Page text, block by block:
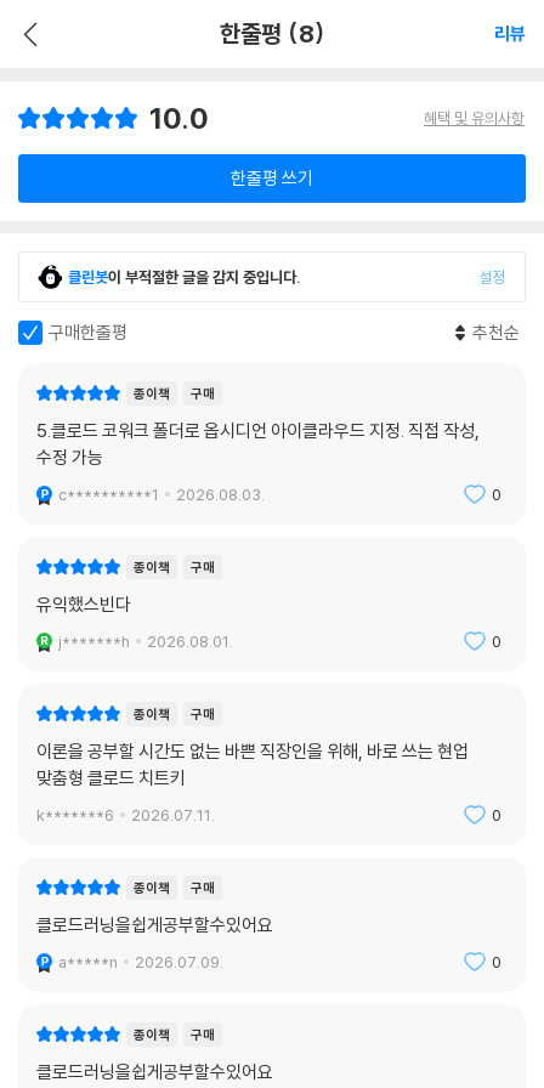
한줄평 (8) 리뷰
10.0 혜택 및 유의사항
한줄평 쓰기
클린봇이 부적절한 글을 감지 중입니다. 설정
구매한줄평 추천순
종이책 구매
5.클로드 코워크 폴더로 옵시디언 아이클라우드 지정. 직접 작성,
수정 가능
c**********1 2026.08.03. 0
종이책 구매
유익했스빈다
j*******h 2026.08.01. 0
종이책 구매
이론을 공부할 시간도 없는 바쁜 직장인을 위해, 바로 쓰는 현업
맞춤형 클로드 치트키
k*******6 2026.07.11. 0
종이책 구매
클로드러닝을쉽게공부할수있어요
a*****n 2026.07.09. 0
종이책 구매
클로드러닝을쉽게공부할수있어요